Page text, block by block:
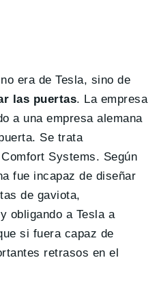
era de Tesla, sino de
las puertas. La empresa
a una empresa alemana
Se trata
Systems. Según
fue incapaz de diseñar
de gaviota,
obligando a Tesla a
si fuera capaz de
retrasos en el